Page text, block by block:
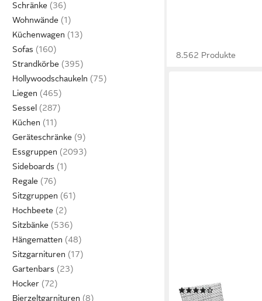
Schränke
Wohnwände
Küchenwagen
Sofas
Strandkörbe
Hollywoodschaukeln
Liegen
Sessel
Küchen
Geräteschränke
Essgruppen
Sideboards
Regale
Sitzgruppen
Hochbeete
Sitzbänke
Hängematten
Sitzgarnituren
Gartenbars
Hocker
Bierzeltgarnituren
8.562 Produkte
(119)